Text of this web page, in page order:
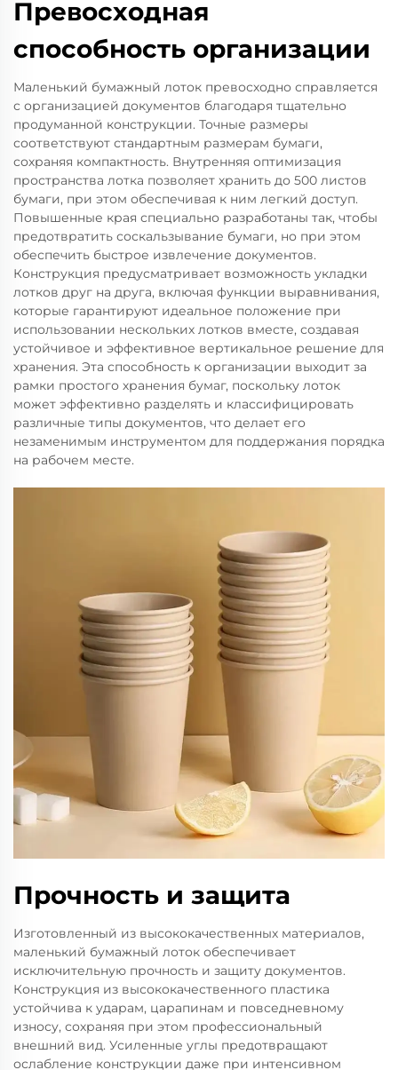
Превосходная
способность организации
Маленький бумажный лоток превосходно справляется
с организацией документов благодаря тщательно
продуманной конструкции. Точные размеры
соответствуют стандартным размерам бумаги,
сохраняя компактность. Внутренняя оптимизация
пространства лотка позволяет хранить до 500 листов
бумаги, при этом обеспечивая к ним легкий доступ.
Повышенные края специально разработаны так, чтобы
предотвратить соскальзывание бумаги, но при этом
обеспечить быстрое извлечение документов.
Конструкция предусматривает возможность укладки
лотков друг на друга, включая функции выравнивания,
которые гарантируют идеальное положение при
использовании нескольких лотков вместе, создавая
устойчивое и эффективное вертикальное решение для
хранения. Эта способность к организации выходит за
рамки простого хранения бумаг, поскольку лоток
может эффективно разделять и классифицировать
различные типы документов, что делает его
незаменимым инструментом для поддержания порядка
на рабочем месте.
Прочность и защита
Изготовленный из высококачественных материалов,
маленький бумажный лоток обеспечивает
исключительную прочность и защиту документов.
Конструкция из высококачественного пластика
устойчива к ударам, царапинам и повседневному
износу, сохраняя при этом профессиональный
внешний вид. Усиленные углы предотвращают
ослабление конструкции даже при интенсивном